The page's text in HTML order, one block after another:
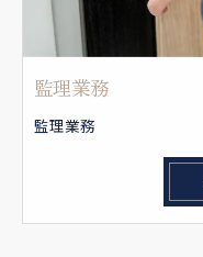
監理業務
監理業務